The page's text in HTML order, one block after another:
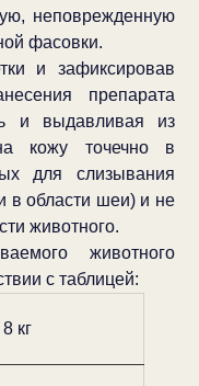
неповрежденную
фасовки.
и зафиксировав
препарата
и выдавливая из
кожу точечно в
для слизывания
в области шеи) и не
животного.
животного
с таблицей:
кг